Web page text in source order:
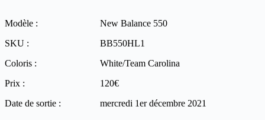
Modèle :
New Balance 550
SKU :
BB550HL1
Coloris :
White/Team Carolina
Prix :
120€
Date de sortie :
mercredi 1er décembre 2021